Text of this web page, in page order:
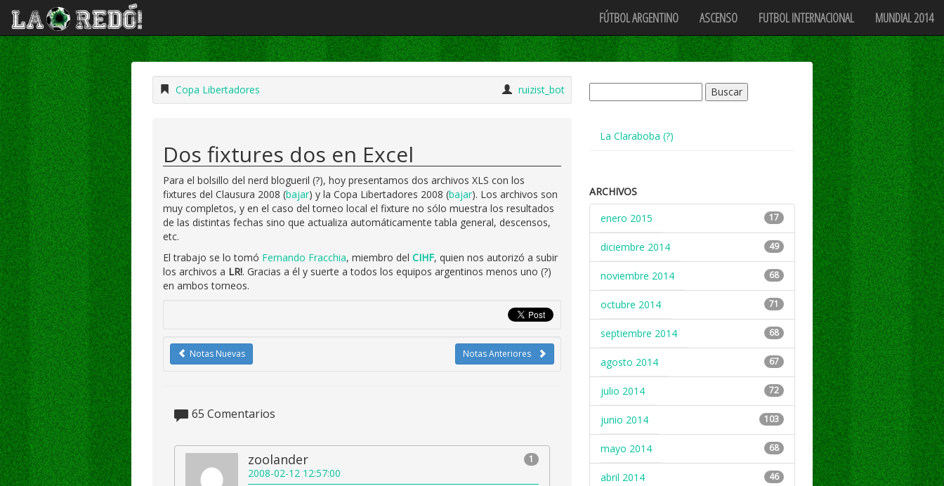
FÚTBOL ARGENTINO ASCENSO FUTBOL INTERNACIONAL MUNDIAL 2014
Copa Libertadores ruizist_bot
Dos fixtures dos en Excel
Para el bolsillo del nerd blogueril (?), hoy presentamos dos archivos XLS con los
fixtures del Clausura 2008 (bajar) y la Copa Libertadores 2008 (bajar). Los archivos son
muy completos, y en el caso del torneo local el fixture no sólo muestra los resultados
de las distintas fechas sino que actualiza automáticamente tabla general, descensos,
etc.
El trabajo se lo tomó Fernando Fracchia, miembro del CIHF, quien nos autorizó a subir
los archivos a LR!. Gracias a él y suerte a todos los equipos argentinos menos uno (?)
en ambos torneos.
Notas Anteriores
Notas Nuevas
65 Comentarios
1
zoolander
2008-02-12 12:57:00
La Claraboba (?)
ARCHIVOS
enero 2015
17
diciembre 2014 49
noviembre 2014 68
octubre 2014 71
septiembre 2014 68
agosto 2014 67
julio 2014 72
junio 2014 103
mayo 2014 68
abril 2014 46